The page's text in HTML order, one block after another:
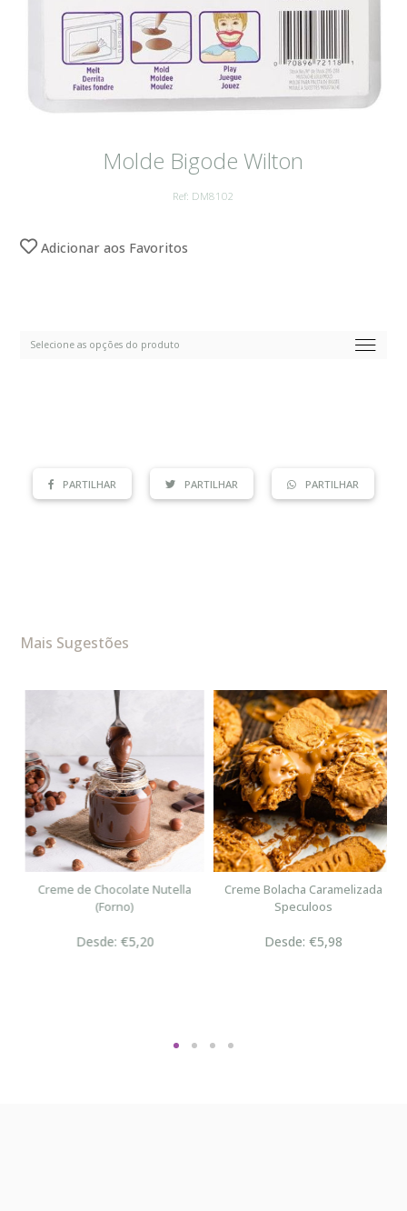
Molde Bigode Wilton
Ref: DM8102
Adicionar aos Favoritos
PARTILHAR PARTILHAR PARTILHAR
Mais Sugestões
Creme de Chocolate Nutella
(Forno)
Desde: €5,20
Creme Bolacha Caramelizada
Speculoos
Desde: €5,98